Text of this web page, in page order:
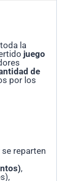
la
juego
de
por los
se reparten
,